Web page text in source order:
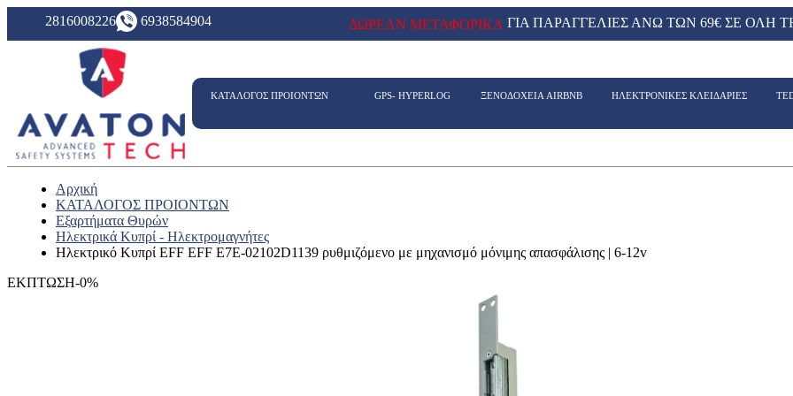
2816008226 6938584904 ΔΩΡΕΑΝ ΜΕΤΑΦΟΡΙΚΑ ΓΙΑ ΠΑΡΑΓΓΕΛΙΕΣ ΑΝΩ ΤΩΝ 69€ ΣΕ ΟΛΗ
ΚΑΤΑΛΟΓΟΣ ΠΡΟΙΟΝΤΩΝ GPS- HYPERLOG ΞΕΝΟΔΟΧΕΙΑ AIRBNB ΗΛΕΚΤΡΟΝΙΚΕΣ ΚΛΕΙΔΑΡΙΕΣ
Αρχική
ΚΑΤΑΛΟΓΟΣ ΠΡΟΙΟΝΤΩΝ
Εξαρτήματα Θυρών
Ηλεκτρικά Κυπρί - Ηλεκτρομαγνήτες
Ηλεκτρικό Κυπρί EFF EFF E7E-02102D1139 ρυθμιζόμενο με μηχανισμό μόνιμης απασφάλισης | 6-12v
ΕΚΠΤΩΣΗ-0%